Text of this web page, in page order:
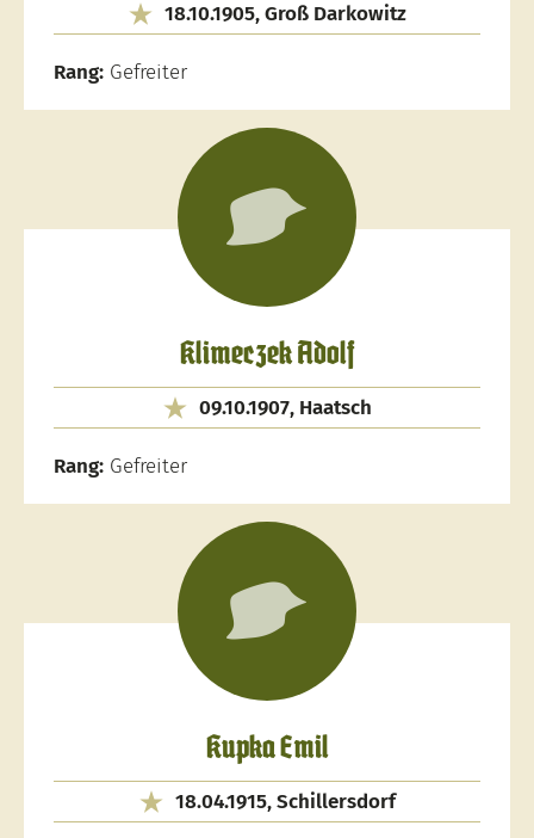
18.10.1905, Groß Darkowitz
Rang: Gefreiter
Klimeczek Adolf
09.10.1907, Haatsch
Rang: Gefreiter
Kupka Emil
18.04.1915, Schillersdorf